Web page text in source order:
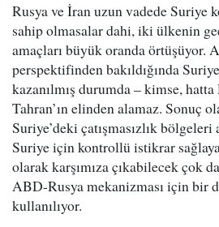
Rusya ve İran uzun vadede Suriye
sahip olmasalar dahi, iki ülkenin
amaçları büyük oranda örtüşüyor.
perspektifinden bakıldığında
kazanılmış durumda – kimse, hatta
Tahran’ın elinden alamaz. Sonuç
Suriye’deki çatışmasızlık
Suriye için kontrollü istikrar
olarak karşımıza çıkabilecek çok
ABD-Rusya mekanizması için bir
kullanılıyor.